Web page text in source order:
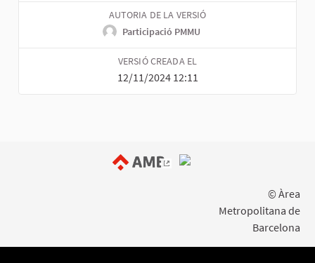
AUTORIA DE LA VERSIÓ
Participació PMMU
VERSIÓ CREADA EL
12/11/2024 12:11
© Àrea
Metropolitana de
Barcelona